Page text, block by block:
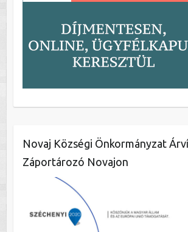
Novaj Községi Önkormányzat
Záportározó Novajon